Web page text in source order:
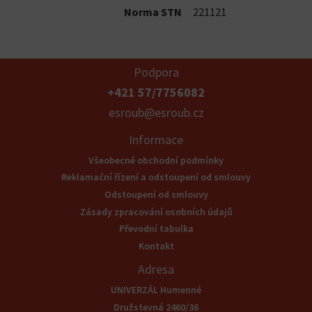
Norma STN
221121
Podpora
+421 57/7756082
esroub@esroub.cz
Informace
Všeobecné obchodní podmínky
Reklamační řízení a odstoupení od smlouvy
Odstoupení od smlouvy
Zásady zpracování osobních údajů
Převodní tabulka
Kontakt
Adresa
UNIVERZÁL Humenné
Družstevná 2460/36